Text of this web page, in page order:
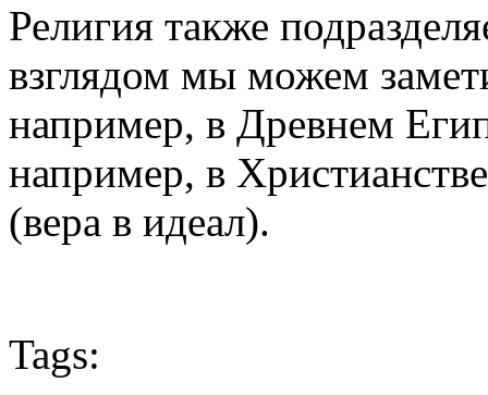
Религия также
взглядом мы можем
например, в Древнем
например, в
(вера в идеал).
Tags: